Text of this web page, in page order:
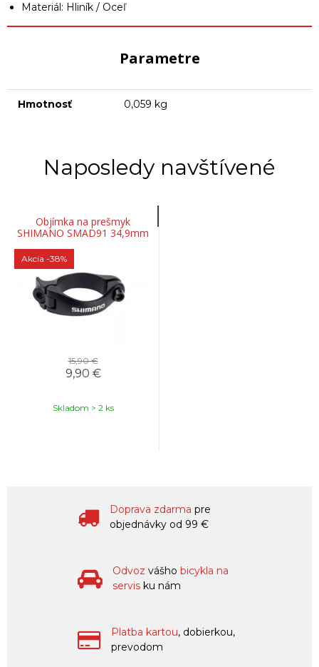
Materiál: Hliník / Oceľ
Parametre
Hmotnosť 0,059 kg
Naposledy navštívené
Objímka na prešmyk
SHIMANO SMAD91 34,9mm
Akcia -38%
15,90 €
9,90 €
Skladom > 2 ks
Doprava zdarma pre
objednávky od 99 €
Odvoz vášho bicykla na
servis ku nám
Platba kartou, dobierkou,
prevodom